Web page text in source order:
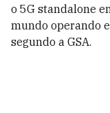
o 5G standalone
mundo operando
segundo a GSA.